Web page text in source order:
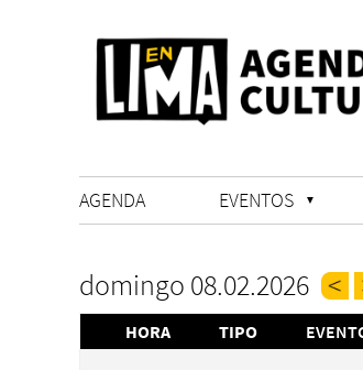
AGENDA EVENTOS
domingo 08.02.2026
HORA TIPO